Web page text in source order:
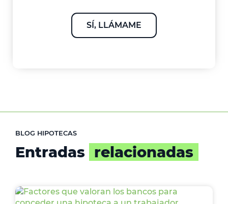
SÍ, LLÁMAME
BLOG HIPOTECAS
Entradas relacionadas